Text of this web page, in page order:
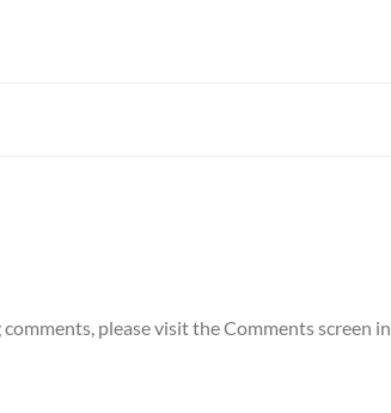
please visit the Comments screen in